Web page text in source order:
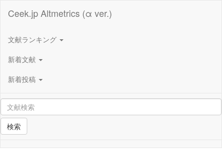
Ceek.jp Altmetrics (α ver.)
文献ランキング
新着文献
新着投稿
検索